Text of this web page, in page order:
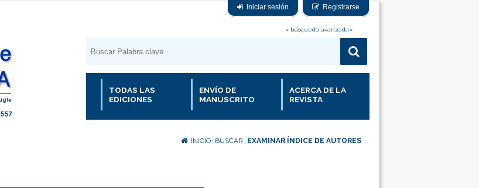
Iniciar sesión Registrarse
» búsqueda avanzada«
TODAS LAS
EDICIONES
ENVÍO DE
MANUSCRITO
ACERCA DE LA
REVISTA
INICIO BUSCAR EXAMINAR ÍNDICE DE AUTORES